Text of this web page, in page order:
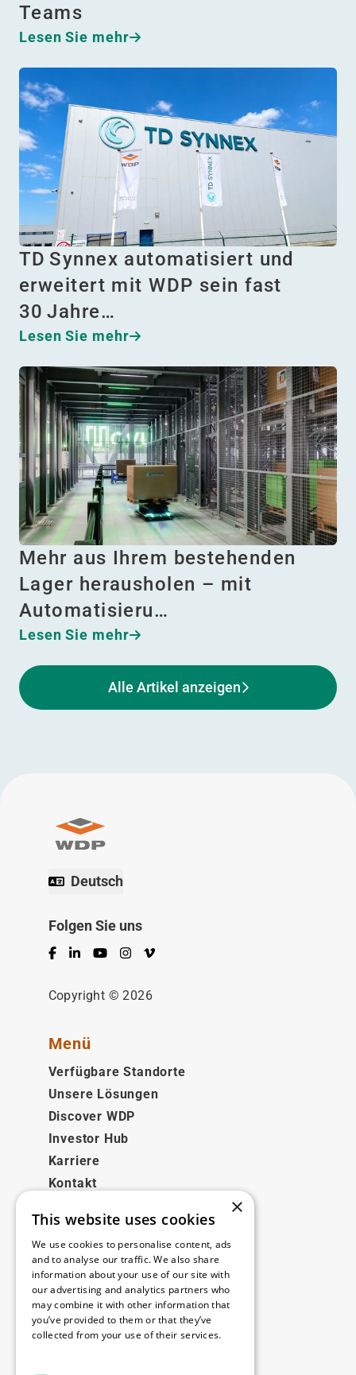
Teams
Lesen Sie mehr
TD Synnex automatisiert und
erweitert mit WDP sein fast
30 Jahre…
Lesen Sie mehr
Mehr aus Ihrem bestehenden
Lager herausholen – mit
Automatisieru…
Lesen Sie mehr
Alle Artikel anzeigen
Deutsch
Folgen Sie uns
Facebook
LinkedInYouTubeInstagram
Vimeo
Copyright © 2026
Menü
Verfügbare Standorte
Unsere Lösungen
Discover WDP
Investor Hub
Karriere
Kontakt
Rechtliches
Disclaimer
Privacy policy
Cookie policy
×
This website uses cookies
We use cookies to personalise content, ads
and to analyse our traffic. We also share
information about your use of our site with
our advertising and analytics partners who
may combine it with other information that
you’ve provided to them or that they’ve
collected from your use of their services.